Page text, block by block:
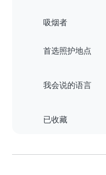
吸烟者
首选照护地点
我会说的语言
已收藏